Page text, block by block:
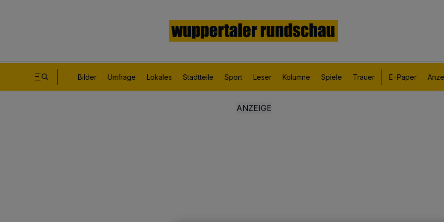
Bilder Umfrage Lokales Stadtteile Sport Leser Kolumne Spiele Trauer E-Paper